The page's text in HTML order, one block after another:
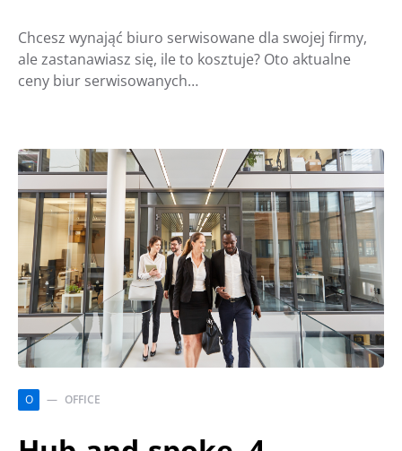
Chcesz wynająć biuro serwisowane dla swojej firmy,
ale zastanawiasz się, ile to kosztuje? Oto aktualne
ceny biur serwisowanych…
O OFFICE